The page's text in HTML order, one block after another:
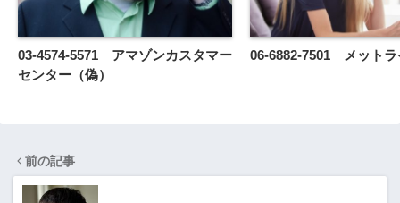
03-4574-5571 アマゾンカスタマー
センター（偽）
06-6882-7501 メットラ
前の記事